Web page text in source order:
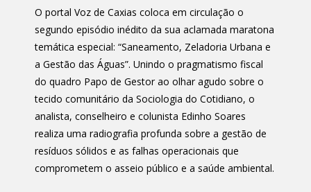
O portal Voz de Caxias coloca em circulação o
segundo episódio inédito da sua aclamada maratona
temática especial: “Saneamento, Zeladoria Urbana e
a Gestão das Águas”. Unindo o pragmatismo fiscal
do quadro Papo de Gestor ao olhar agudo sobre o
tecido comunitário da Sociologia do Cotidiano, o
analista, conselheiro e colunista Edinho Soares
realiza uma radiografia profunda sobre a gestão de
resíduos sólidos e as falhas operacionais que
comprometem o asseio público e a saúde ambiental.